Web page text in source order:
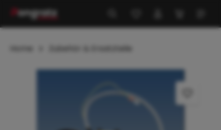
springen
Home Zubehör & Ersatzteile
Bildergalerie überspringen